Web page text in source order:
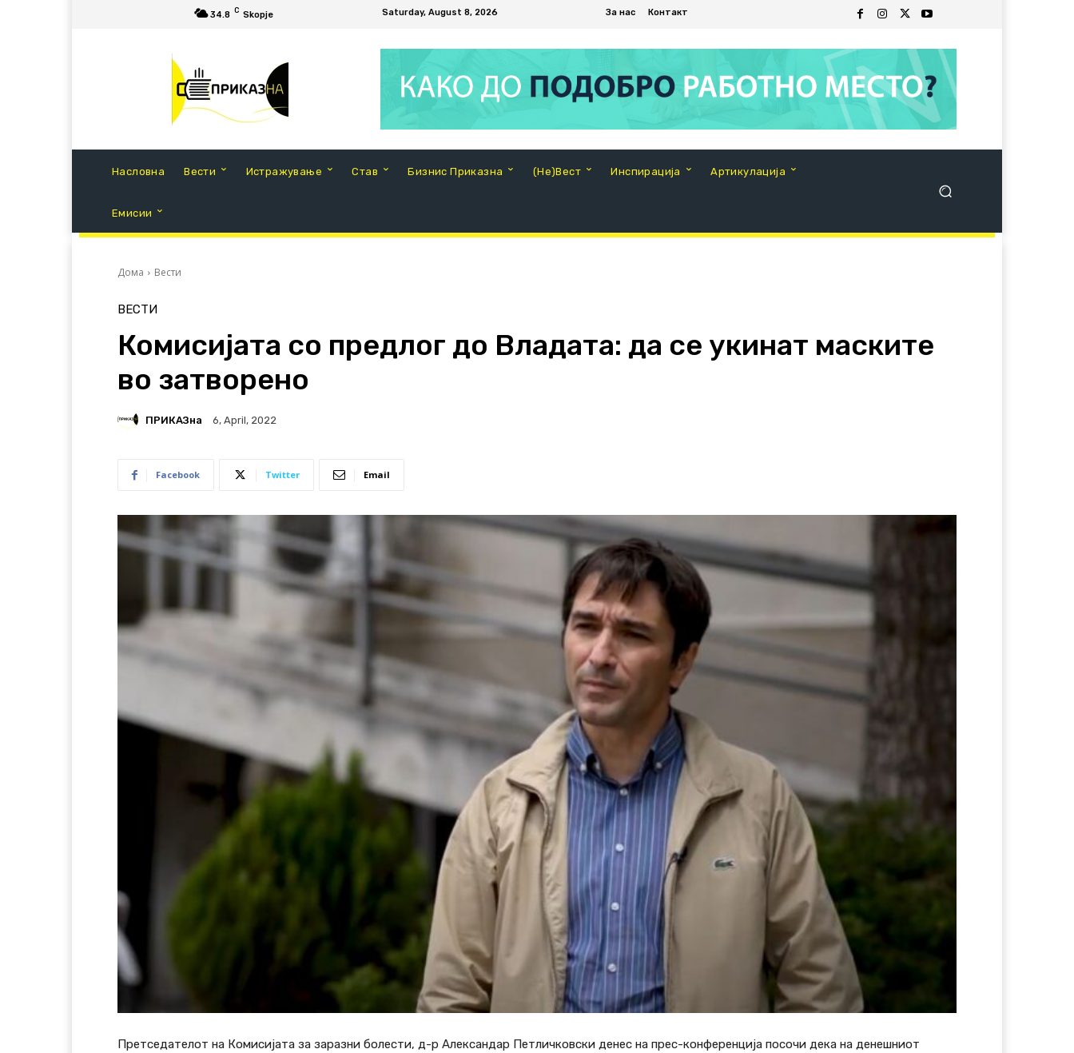
34.8 C Skopje Saturday, August 8, 2026 За нас Контакт
Насловна Вести Истражување Став Бизнис Приказна (Не)Вест Инспирација Артикулација
Емисии
Дома Вести
ВЕСТИ
Комисијата со предлог до Владата: да се укинат маските
во затворено
ПРИКАЗна 6, April, 2022
Facebook Twitter Email
Претседателот на Комисијата за заразни болести, д-р Александар Петличковски денес на прес-конференција посочи дека на денешниот